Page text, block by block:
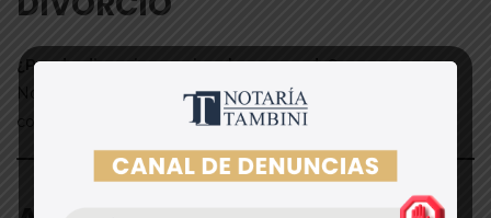
¿Puedo divorciarme si no hay acuerdo?
No. El divorcio notarial requiere mutuo acuerdo. De lo
contrario, debe presentarse una demanda judicial.